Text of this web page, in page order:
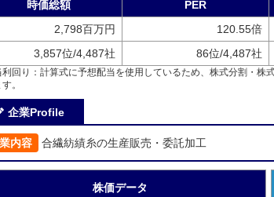
時価総額
PER
2,798百万円
120.55倍
3,857位/4,487社
86位/4,487社
回り：計算式に予想配当を使用しているため、株式分割・株
。
企業Profile
内容 合繊紡績糸の生産販売・委託加工
株価データ